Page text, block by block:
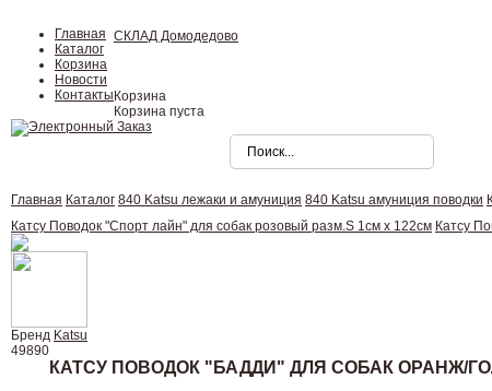
Главная
Каталог
Корзина
Новости
Контакты
СКЛАД Домодедово
Корзина
Корзина пуста
Главная Каталог 840 Katsu лежаки и амуниция 840 Katsu амуниция поводки
Катсу Поводок "Спорт лайн" для собак розовый разм.S 1см х 122см Катсу
Бренд Katsu
49890
КАТСУ ПОВОДОК "БАДДИ" ДЛЯ СОБАК ОРАНЖ/